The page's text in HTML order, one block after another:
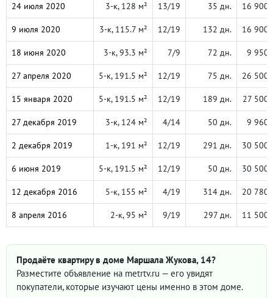
24 июля 2020 3-к, 128 м² 13/19 35 дн. 16 900
9 июля 2020 3-к, 115.7 м² 12/19 132 дн. 16 900
18 июня 2020 3-к, 93.3 м² 7/9 72 дн. 9 950
27 апреля 2020 5-к, 191.5 м² 12/19 75 дн. 26 500
15 января 2020 5-к, 191.5 м² 12/19 189 дн. 27 500
27 декабря 2019 3-к, 124 м² 4/14 50 дн. 9 960
2 декабря 2019 1-к, 191 м² 12/19 291 дн. 30 500
6 июня 2019 5-к, 191.5 м² 12/19 50 дн. 30 500
12 декабря 2016 5-к, 155 м² 4/19 314 дн. 20 780
8 апреля 2016 2-к, 95 м² 9/19 297 дн. 11 500
Продаёте квартиру в доме Маршала Жукова, 14?
Разместите объявление на metrtv.ru — его увидят
покупатели, которые изучают цены именно в этом доме.